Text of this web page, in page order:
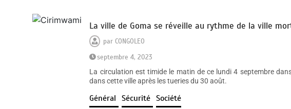
La ville de Goma se réveille au rythme de la ville
parCONGOLEO
septembre 4, 2023
La circulation est timide le matin de ce lundi 4 septembre
dans cette ville après les tueries du 30 août.
Général Sécurité Société